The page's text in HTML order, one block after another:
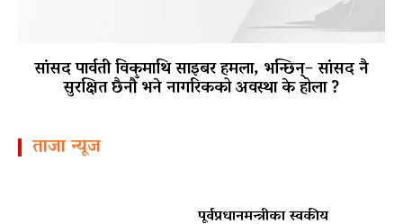
सांसद पार्वती विकमाथि साइबर हमला, भन्छिन्– सांसद नै
सुरक्षित छैनौँ भने नागरिकको अवस्था के होला ?
ताजा न्यूज
पूर्वप्रधानमन्त्रीका स्वकीय